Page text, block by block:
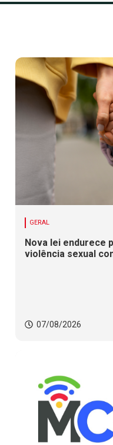
GERAL
Nova lei endurece
violência sexual
07/08/2026